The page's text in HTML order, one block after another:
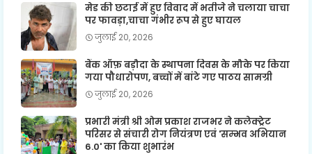
मेड की छटाई में हुए विवाद में भतीजे ने चलाया चाचा
पर फावड़ा,चाचा गंभीर रूप से हुए घायल
जुलाई 20, 2026
बैंक ऑफ़ बड़ौदा के स्थापना दिवस के मौके पर किया
गया पौधारोपण, बच्चों में बांटे गए पाठय सामग्री
जुलाई 20, 2026
प्रभारी मंत्री श्री ओम प्रकाश राजभर ने कलेक्ट्रेट
परिसर से संचारी रोग नियंत्रण एवं 'सम्भव अभियान
6.0' का किया शुभारंभ